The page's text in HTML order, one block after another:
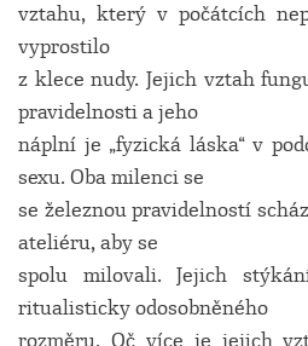
vztahu, který v počátcích
vyprostilo
z klece nudy. Jejich vztah
pravidelnosti a jeho
náplní je „fyzická láska“ v
sexu. Oba milenci se
se železnou pravidelností
ateliéru, aby se
spolu milovali. Jejich
ritualisticky odosobněného
rozměru. Oč více je jejich